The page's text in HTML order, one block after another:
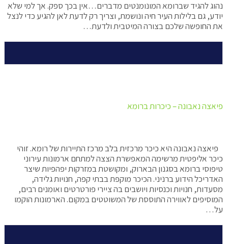
נהוג להגיד שברומא המונומנטים מדברים…אין בכך ספק. אך למי שלא
יודע, גם בלילות העיר חיה ונושמת, וצריך רק לדעת לאן להגיע כדי לנצל
את החופשה שלכם בצורה המיטבית ולדעת…
פיאצה נאבונה – כיכרות ברומא
פיאצה נאבונה היא כיכר מרכזית בלב מרכז התיירות של רומא. זוהי
כיכר אליפטית מרשימה המאפשרת הצצה למתחם ארמונות עירוני
טיפוסי ברומא בסגנון הבארוק, ומקושטת במזרקות יפהפיות שיצר
האדריכל הידוע ברניני. הכיכר מוקפת בבתי קפה, חנויות גלידה,
מסעדות, חנויות וכנסיות ויושבים בה ציירי פורטרטים ואומנים רבים,
המוסיפים לאווירה התוססת של המשוטטים במקום. הארמונות הוקמו
על…